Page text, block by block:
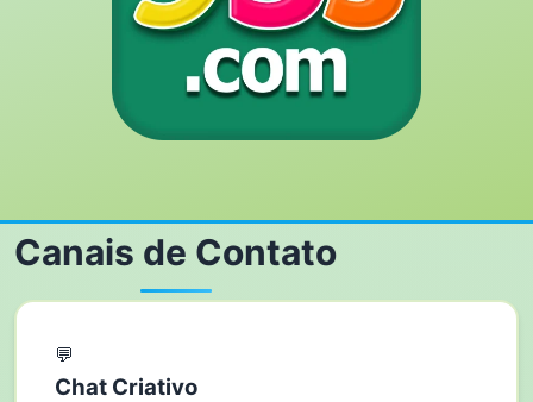
Canais de Contato
💬
Chat Criativo